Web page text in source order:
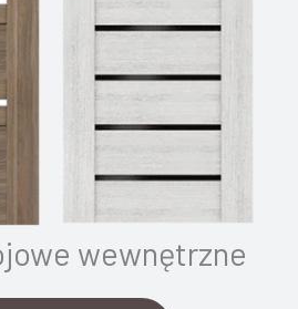
wewnętrzne